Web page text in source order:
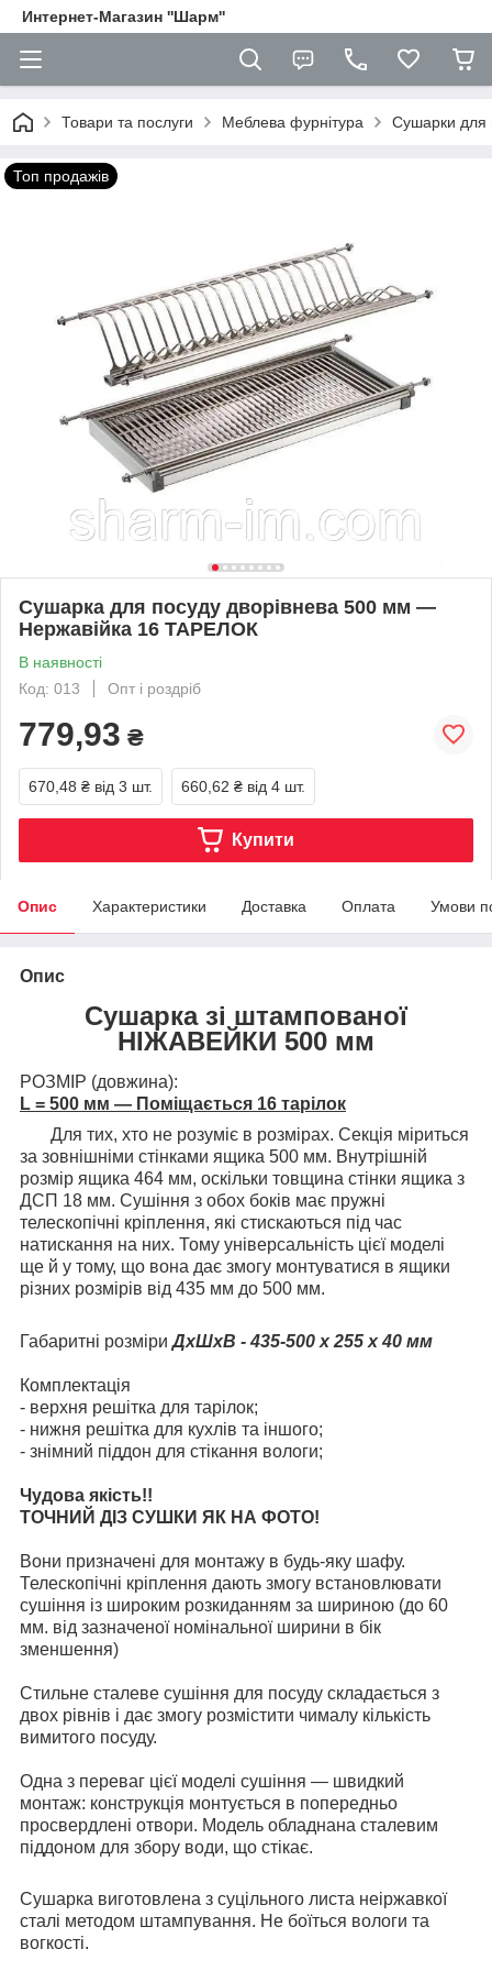
Интернет-Магазин ''Шарм''
Товари та послуги Меблева фурнітура Сушарки для
Топ продажів
Сушарка для посуду дворівнева 500 мм —
Нержавійка 16 ТАРЕЛОК
В наявності
Код: 013
Опт і роздріб
779,93 ₴
670,48 ₴ від 3 шт. 660,62 ₴ від 4 шт.
Купити
Опис Характеристики Доставка Оплата Умови
Опис
Сушарка зі штампованої
НІЖАВЕЙКИ 500 мм
РОЗМІР (довжина):
L = 500 мм — Поміщається 16 тарілок
Для тих, хто не розуміє в розмірах. Секція міриться
за зовнішніми стінками ящика 500 мм. Внутрішній
розмір ящика 464 мм, оскільки товщина стінки ящика з
ДСП 18 мм. Сушіння з обох боків має пружні
телескопічні кріплення, які стискаються під час
натискання на них. Тому універсальність цієї моделі
ще й у тому, що вона дає змогу монтуватися в ящики
різних розмірів від 435 мм до 500 мм.
Габаритні розміриДхШхВ - 435-500 х 255 х 40 мм
Комплектація
- верхня решітка для тарілок;
- нижня решітка для кухлів та іншого;
- знімний піддон для стікання вологи;
Чудова якість!!
ТОЧНИЙ ДІЗ СУШКИ ЯК НА ФОТО!
Вони призначені для монтажу в будь-яку шафу.
Телескопічні кріплення дають змогу встановлювати
сушіння із широким розкиданням за шириною (до 60
мм. від зазначеної номінальної ширини в бік
зменшення)
Стильне сталеве сушіння для посуду складається з
двох рівнів і дає змогу розмістити чималу кількість
вимитого посуду.
Одна з переваг цієї моделі сушіння — швидкий
монтаж: конструкція монтується в попередньо
просвердлені отвори. Модель обладнана сталевим
піддоном для збору води, що стікає.
Сушарка виготовлена з суцільного листа неіржавкої
сталі методом штампування. Не боїться вологи та
вогкості.